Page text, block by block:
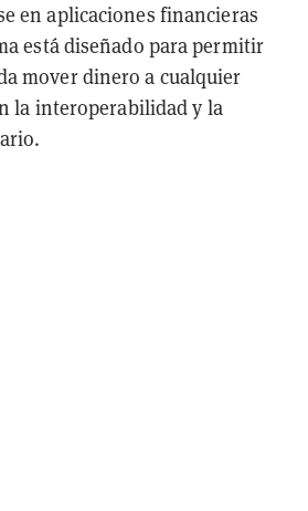
en aplicaciones financieras
está diseñado para permitir
mover dinero a cualquier
la interoperabilidad y la